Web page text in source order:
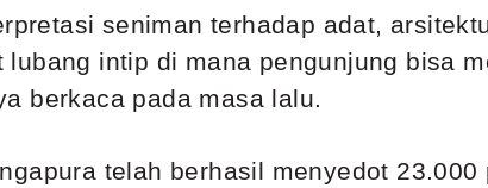
seniman terhadap adat,
intip di mana pengunjung bisa
berkaca pada masa lalu.
telah berhasil menyedot